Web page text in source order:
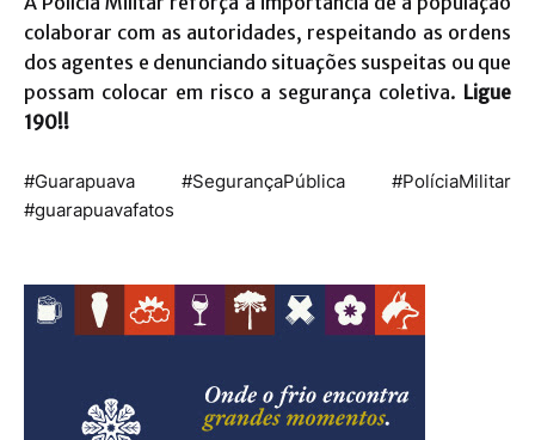
colaborar com as autoridades, respeitando as ordens
dos agentes e denunciando situações suspeitas ou que
possam colocar em risco a segurança coletiva. Ligue
190!!
#Guarapuava #SegurançaPública #PolíciaMilitar
#guarapuavafatos